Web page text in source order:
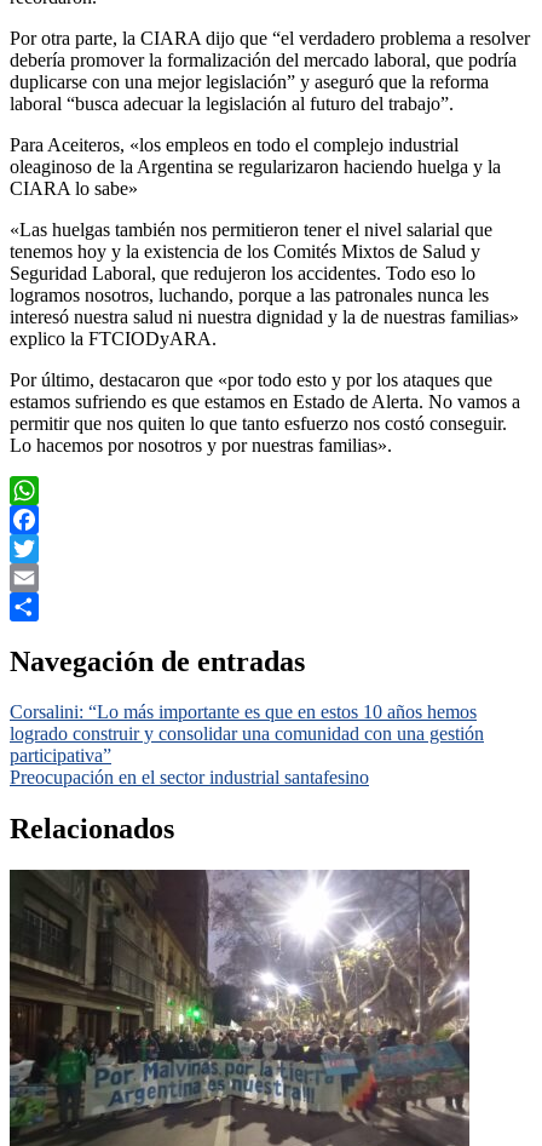
Por otra parte, la CIARA dijo que “el verdadero problema a resolver
debería promover la formalización del mercado laboral, que podría
duplicarse con una mejor legislación” y aseguró que la reforma
laboral “busca adecuar la legislación al futuro del trabajo”.
Para Aceiteros, «los empleos en todo el complejo industrial
oleaginoso de la Argentina se regularizaron haciendo huelga y la
CIARA lo sabe»
«Las huelgas también nos permitieron tener el nivel salarial que
tenemos hoy y la existencia de los Comités Mixtos de Salud y
Seguridad Laboral, que redujeron los accidentes. Todo eso lo
logramos nosotros, luchando, porque a las patronales nunca les
interesó nuestra salud ni nuestra dignidad y la de nuestras familias»
explico la FTCIODyARA.
Por último, destacaron que «por todo esto y por los ataques que
estamos sufriendo es que estamos en Estado de Alerta. No vamos a
permitir que nos quiten lo que tanto esfuerzo nos costó conseguir.
Lo hacemos por nosotros y por nuestras familias».
WhatsApp
Facebook
Twitter
Email
Navegación de entradas
Corsalini: “Lo más importante es que en estos 10 años hemos
logrado construir y consolidar una comunidad con una gestión
participativa”
Preocupación en el sector industrial santafesino
Relacionados